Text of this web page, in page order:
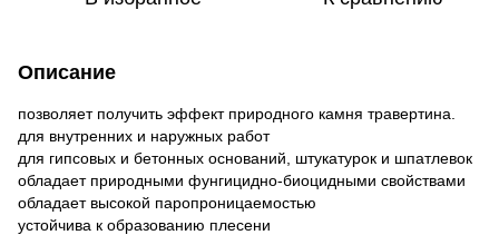
Описание
позволяет получить эффект природного камня травертина.
для внутренних и наружных работ
для гипсовых и бетонных оснований, штукатурок и шпатлевок
обладает природными фунгицидно-биоцидными свойствами
обладает высокой паропроницаемостью
устойчива к образованию плесени